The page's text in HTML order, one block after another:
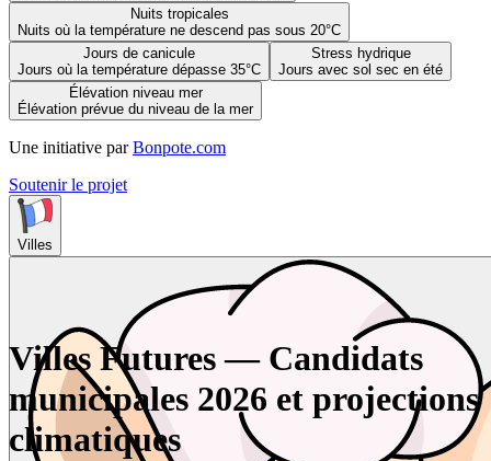
Nuits tropicales
Nuits où la température ne descend pas sous 20°C
Jours de canicule
Jours où la température dépasse 35°C
Stress hydrique
Jours avec sol sec en été
Élévation niveau mer
Élévation prévue du niveau de la mer
Une initiative par Bonpote.com
Soutenir le projet
Villes
Villes Futures — Candidats
municipales 2026 et projections
climatiques